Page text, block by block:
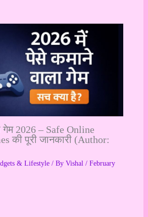
गेम 2026 – Safe Online
की पूरी जानकारी (Author:
& Lifestyle/ By Vishal / February